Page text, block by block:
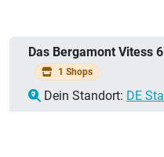
Das Bergamont Vitess
1 Shops
Dein Standort: DE